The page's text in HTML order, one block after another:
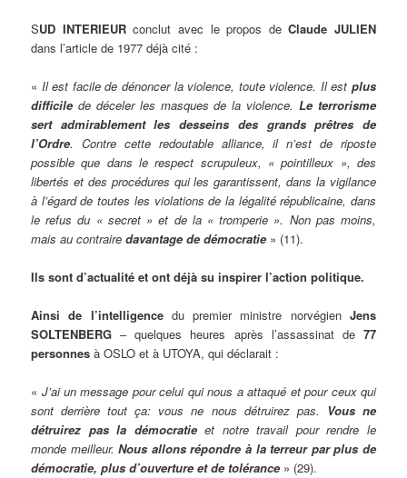
SUD INTERIEURconclut avec le propos deClaude JULIEN
dans l’article de 1977 déjà cité :
« Il est facile de dénoncer la violence, toute violence. Il est plus
difficile de déceler les masques de la violence.Le terrorisme
sert admirablement les desseins des grands prêtres de
l’Ordre. Contre cette redoutable alliance, il n’est de riposte
possible que dans le respect scrupuleux, « pointilleux », des
libertés et des procédures qui les garantissent, dans la vigilance
à l’égard de toutes les violations de la légalité républicaine, dans
le refus du « secret » et de la « tromperie ». Non pas moins,
mais au contrairedavantage de démocratie » (11).
Ils sont d’actualité et ont déjà su inspirer l’action politique.
Ainsi de l’intelligencedu premier ministre norvégien Jens
SOLTENBERG – quelques heures après l’assassinat de 77
personnes à OSLO et à UTOYA, qui déclarait :
« J’ai un message pour celui qui nous a attaqué et pour ceux qui
sont derrière tout ça: vous ne nous détruirez pas. Vous ne
détruirez pas la démocratieet notre travail pour rendre le
monde meilleur.Nous allons répondre à la terreur par plus de
démocratie, plus d’ouverture et de tolérance » (29).